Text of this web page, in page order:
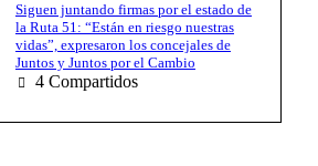
Siguen juntando firmas por el estado de
la Ruta 51: “Están en riesgo nuestras
vidas”, expresaron los concejales de
Juntos y Juntos por el Cambio
4 Compartidos